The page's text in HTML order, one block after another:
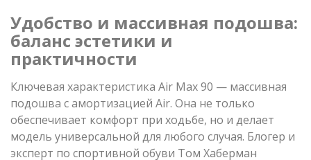
Удобство и массивная подошва:
баланс эстетики и
практичности
Ключевая характеристика Air Max 90 — массивная
подошва с амортизацией Air. Она не только
обеспечивает комфорт при ходьбе, но и делает
модель универсальной для любого случая. Блогер и
эксперт по спортивной обуви Том Хаберман